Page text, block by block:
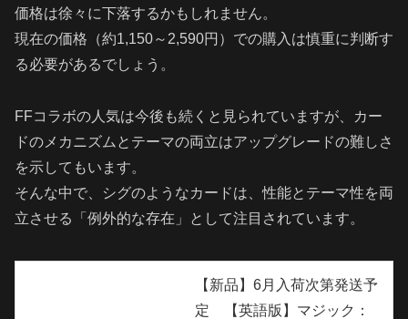
価格は徐々に下落するかもしれません。
現在の価格（約1,150～2,590円）での購入は慎重に判断す
る必要があるでしょう。
FFコラボの人気は今後も続くと見られていますが、カー
ドのメカニズムとテーマの両立はアップグレードの難しさ
を示してもいます。
そんな中で、シグのようなカードは、性能とテーマ性を両
立させる「例外的な存在」として注目されています。
【新品】6月入荷次第発送予
定 【英語版】マジック：